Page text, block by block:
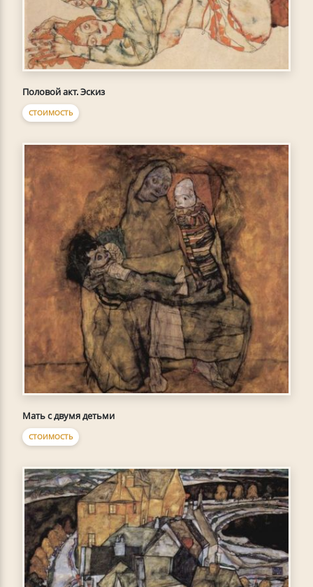
Половой акт. Эскиз
СТОИМОСТЬ
Мать с двумя детьми
СТОИМОСТЬ